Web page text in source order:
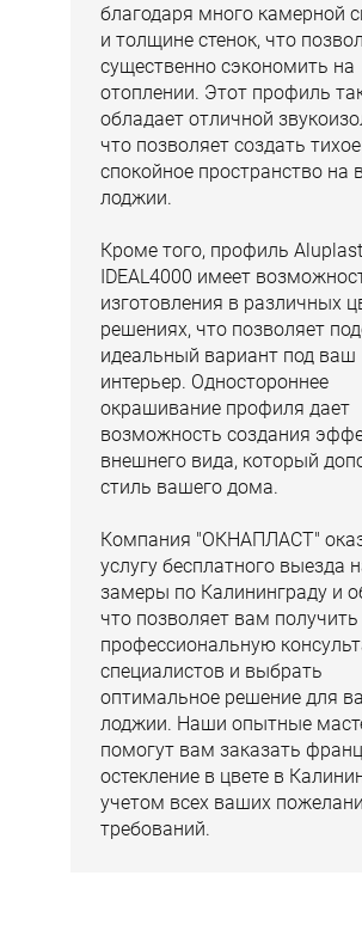
благодаря много камерной
и толщине стенок, что
существенно сэкономить на
отоплении. Этот профиль
обладает отличной
что позволяет создать
спокойное пространство на
лоджии.
Кроме того, профиль Aluplast
IDEAL4000 имеет
изготовления в различных
решениях, что позволяет
идеальный вариант под ваш
интерьер. Одностороннее
окрашивание профиля дает
возможность создания
внешнего вида, который
стиль вашего дома.
Компания "ОКНАПЛАСТ"
услугу бесплатного выезда
замеры по Калининграду и
что позволяет вам получить
профессиональную
специалистов и выбрать
оптимальное решение для
лоджии. Наши опытные
помогут вам заказать
остекление в цвете в
учетом всех ваших
требований.